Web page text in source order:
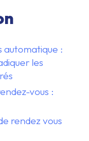
automatique :
les
vous :
rendez vous